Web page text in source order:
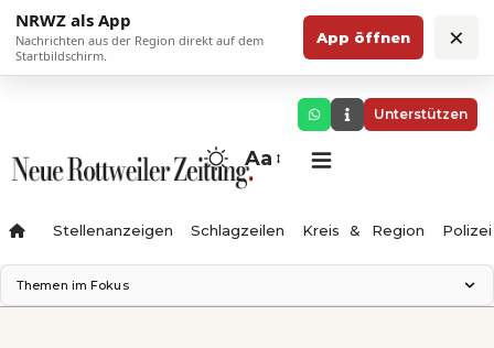
NRWZ als App
Nachrichten aus der Region direkt auf dem
Startbildschirm.
App öffnen ×
Unterstützen
Aa
Stellenanzeigen Schlagzeilen Kreis & Region Polizei
Themen im Fokus